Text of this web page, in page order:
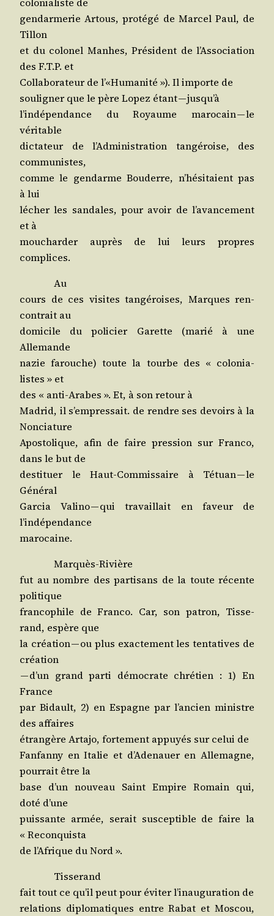
gen­dar­me­rie Artous, pro­té­gé de Mar­cel Paul, de
Tillon
et du colo­nel Manhes, Pré­sident de l’As­so­cia­tion
des F.T.P. et
Col­la­bo­ra­teur de l’«Humanité »). Il importe de
sou­li­gner que le père Lopez étant — jusqu’à
l’in­dé­pen­dance du Royaume maro­cain — le
véritable
dic­ta­teur de l’Ad­mi­nis­tra­tion tan­gé­roise, des
communistes,
comme le gen­darme Bou­derre, n’hé­si­taient pas
à lui
lécher les san­dales, pour avoir de l’a­van­ce­ment
et à
mou­char­der auprès de lui leurs propres
complices.
Au
cours de ces visites tan­gé­roises, Marques ren­
con­trait au
domi­cile du poli­cier Garette (marié à une
Allemande
nazie farouche) toute la tourbe des « colo­nia­
listes » et
des « anti-Arabes ». Et, à son retour à
Madrid, il s’empressait. de rendre ses devoirs à la
Nonciature
Apos­to­lique, afin de faire pres­sion sur Fran­co,
dans le but de
des­ti­tuer le Haut-Com­mis­saire à Tétuan — le
Général
Gar­cia Vali­no — qui tra­vaillait en faveur de
l’indépendance
marocaine.
Mar­quès-Rivière
fut au nombre des par­ti­sans de la toute récente
politique
fran­co­phile de Fran­co. Car, son patron, Tis­se­
rand, espère que
la créa­tion — ou plus exac­te­ment les ten­ta­tives de
création
— d’un grand par­ti démo­crate chré­tien : 1) En
France
par Bidault, 2) en Espagne par l’an­cien ministre
des affaires
étran­gère Arta­jo, for­te­ment appuyés sur celui de
Fan­fan­ny en Ita­lie et d’A­de­nauer en Alle­magne,
pour­rait être la
base d’un nou­veau Saint Empire Romain qui,
doté d’une
puis­sante armée, serait sus­cep­tible de faire la
« Reconquista
de l’A­frique du Nord ».
Tis­se­rand
fait tout ce qu’il peut pour évi­ter l’i­nau­gu­ra­tion de
rela­tions diplo­ma­tiques entre Rabat et Mos­cou,